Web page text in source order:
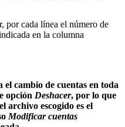
por cada línea el número de
en la columna
el cambio de cuentas en toda
opción Deshacer, por lo que
archivo escogido es el
Modificar cuentas